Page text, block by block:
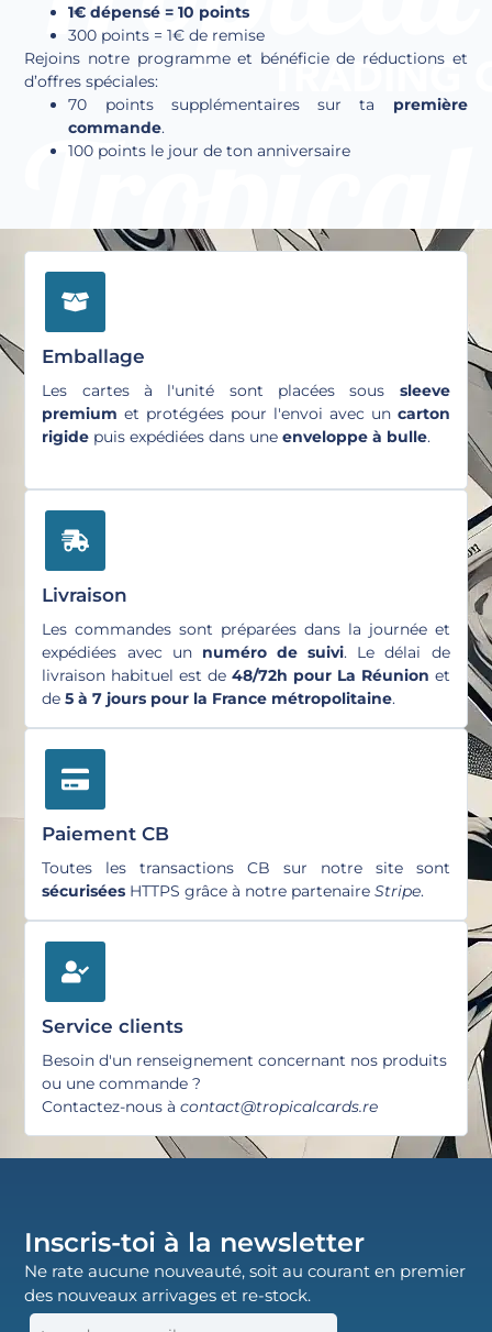
1€ dépensé = 10 points
300 points = 1€ de remise
Rejoins notre programme et bénéficie de réductions et
d’offres spéciales:
70 points supplémentaires sur ta première
commande.
100 points le jour de ton anniversaire
Emballage
Les cartes à l'unité sont placées sous sleeve
premium et protégées pour l'envoi avec un carton
rigide puis expédiées dans uneenveloppe à bulle.
Livraison
Les commandes sont préparées dans la journée et
expédiées avec un numéro de suivi. Le délai de
livraison habituel est de 48/72h pour La Réunion et
de5 à 7 jours pour la France métropolitaine.
Paiement CB
Toutes les transactions CB sur notre site sont
sécurisées HTTPS grâce à notre partenaireStripe.
Service clients
Besoin d'un renseignement concernant nos produits
ou une commande ?
Contactez-nous àcontact@tropicalcards.re
Inscris-toi à la newsletter
Ne rate aucune nouveauté, soit au courant en premier
des nouveaux arrivages et re-stock.